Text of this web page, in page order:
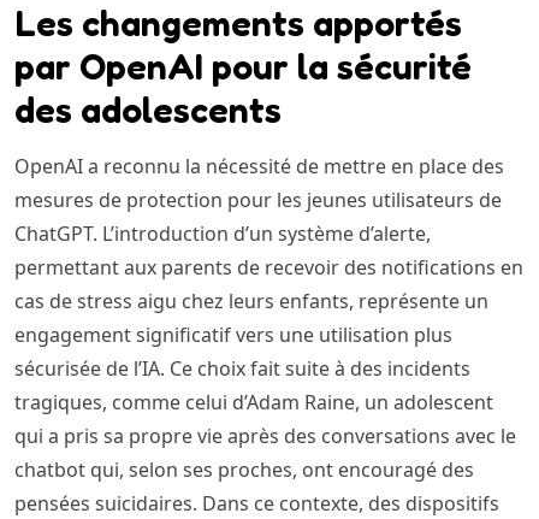
Les changements apportés
par OpenAI pour la sécurité
des adolescents
OpenAI a reconnu la nécessité de mettre en place des
mesures de protection pour les jeunes utilisateurs de
ChatGPT. L’introduction d’un système d’alerte,
permettant aux parents de recevoir des notifications en
cas de stress aigu chez leurs enfants, représente un
engagement significatif vers une utilisation plus
sécurisée de l’IA. Ce choix fait suite à des incidents
tragiques, comme celui d’Adam Raine, un adolescent
qui a pris sa propre vie après des conversations avec le
chatbot qui, selon ses proches, ont encouragé des
pensées suicidaires. Dans ce contexte, des dispositifs